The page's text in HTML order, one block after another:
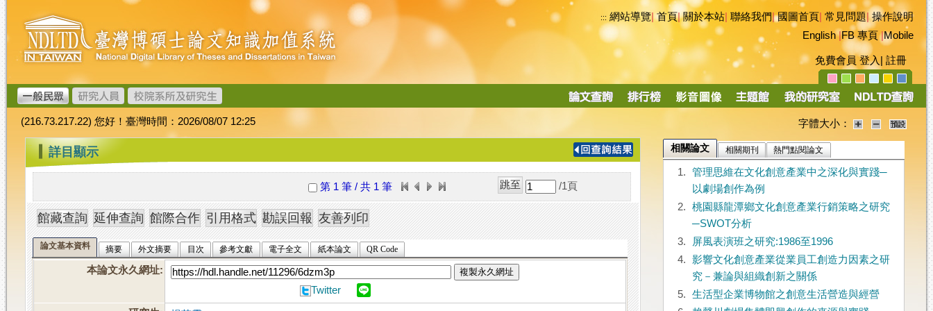
跳
到
主
要
內
容
臺
灣
博
碩
士
論
文
加
值
系
統
::: 網站導覽|首頁|關於本站 聯絡我們|國圖首頁 常見問題|操作說明
English|FB 專頁|Mobile
免費會員 登入 註冊
導
(216.73.217.22) 您好！臺灣時間：2026/08/07 12:25 字體大小：
::: 詳目顯示
第 1 筆 / 共 1 筆 /1 頁
論文基本資料 摘要 外文摘要 目次 參考文獻 電子全文 紙本論文 QR Code
本論文永久網址: 複製永久網址
Twitter
相關論文 相關期刊 熱門點閱論文
1.
管理思維在文化創意產業中之深化與實踐─
以劇場創作為例
2.
桃園縣龍潭鄉文化創意產業行銷策略之研究
─SWOT分析
3.
屏風表演班之研究:1986至1996
4.
影響文化創意產業從業員工創造力因素之研
究－兼論與組織創新之關係
5.
生活型企業博物館之創意生活營造與經營